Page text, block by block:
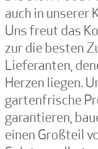
auch in unserer
Uns freut das
zur die besten
Lieferanten,
Herzen liegen.
gartenfrische
garantieren,
einen Großteil